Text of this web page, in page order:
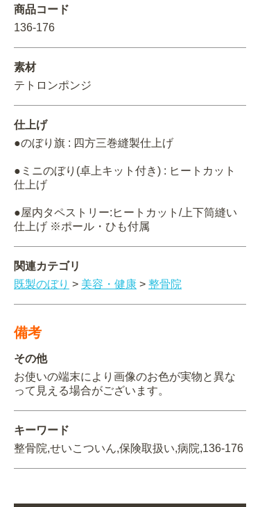
商品コード
136-176
素材
テトロンポンジ
仕上げ
●のぼり旗 : 四方三巻縫製仕上げ
●ミニのぼり(卓上キット付き) : ヒートカット
仕上げ
●屋内タペストリー:ヒートカット/上下筒縫い
仕上げ ※ポール・ひも付属
関連カテゴリ
既製のぼり > 美容・健康 > 整骨院
備考
その他
お使いの端末により画像のお色が実物と異な
って見える場合がございます。
キーワード
整骨院,せいこついん,保険取扱い,病院,136-176